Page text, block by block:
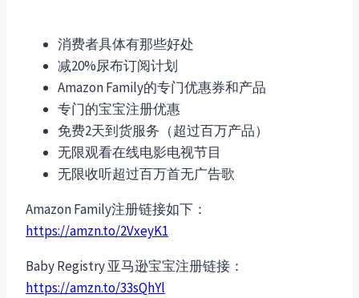
消费者具体有那些好处
减20%尿布订阅计划
Amazon Family的专门优惠券和产品
专门的宝宝注册优惠
免费2天到货服务（超过百万产品）
无限观看在线电影电视节目
无限收听超过百万首无广告歌
Amazon Family注册链接如下：
https://amzn.to/2VxeyK1
Baby Registry 亚马逊宝宝注册链接：
https://amzn.to/33sQhYl